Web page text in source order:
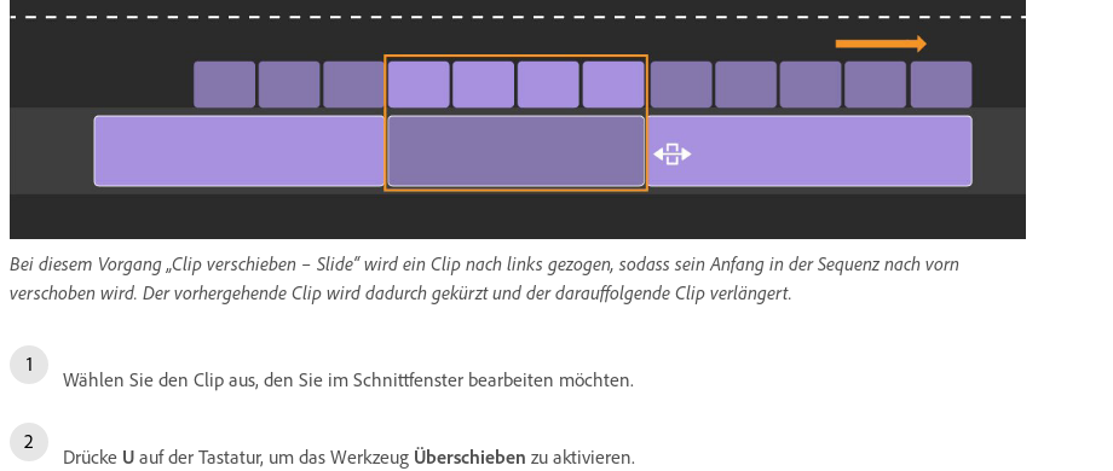
Bei diesem Vorgang „Clip verschieben – Slide“ wird ein Clip nach links gezogen, sodass sein Anfang in der Sequenz nach vorn
verschoben wird. Der vorhergehende Clip wird dadurch gekürzt und der darauffolgende Clip verlängert.
Wählen Sie den Clip aus, den Sie im Schnittfenster bearbeiten möchten.
Drücke U auf der Tastatur, um das Werkzeug Überschieben zu aktivieren.